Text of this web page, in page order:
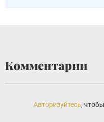
Комментарии
Авторизуйтесь,